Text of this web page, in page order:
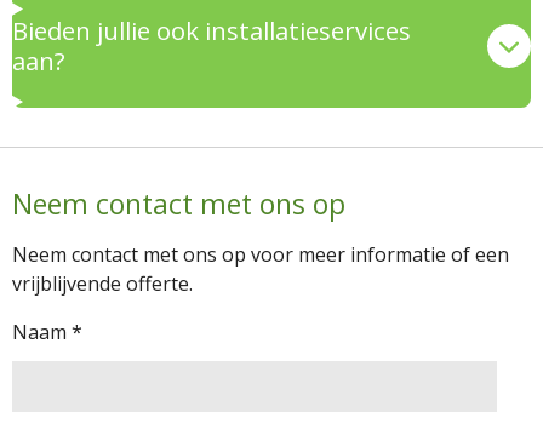
Bieden jullie ook installatieservices
aan?
Neem contact met ons op
Neem contact met ons op voor meer informatie of een
vrijblijvende offerte.
Naam *